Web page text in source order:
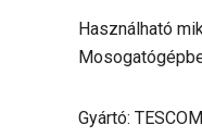
Használható
Gyártó: